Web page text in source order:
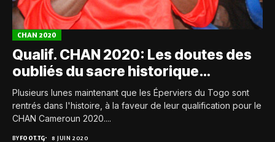
CHAN 2020
Qualif. CHAN 2020: Les doutes des
oubliés du sacre historique…
Plusieurs lunes maintenant que les Éperviers du Togo sont
rentrés dans l'histoire, à la faveur de leur qualification pour le
CHAN Cameroun 2020....
BYFOOT.TG 8 JUIN 2020